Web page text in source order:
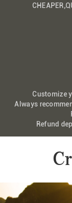
Customize
Always
Refund